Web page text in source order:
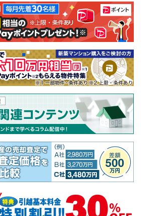
土地